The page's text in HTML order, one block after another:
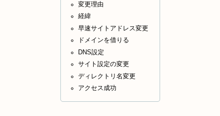
変更理由
経緯
早速サイトアドレス変更
ドメインを借りる
DNS設定
サイト設定の変更
ディレクトリ名変更
アクセス成功